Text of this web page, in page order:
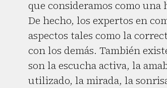
que consideramos como
De hecho, los expertos en
aspectos tales como la
con los demás. También
son la escucha activa, la
utilizado, la mirada, la